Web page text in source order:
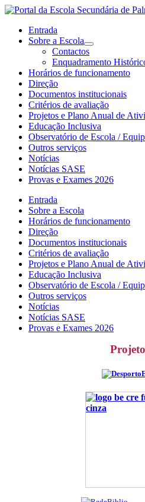
Entrada
Sobre a Escola
Contactos
Enquadramento
Horários de funcionamento
Direção
Documentos institucionais
Critérios de avaliação
Projetos e Plano Anual de
Educação Inclusiva
Observatório de Escola /
Outros serviços
Notícias
Notícias SASE
Provas e Exames 2026
Entrada
Sobre a Escola
Horários de funcionamento
Direção
Documentos institucionais
Critérios de avaliação
Projetos e Plano Anual de
Educação Inclusiva
Observatório de Escola /
Outros serviços
Notícias
Notícias SASE
Provas e Exames 2026